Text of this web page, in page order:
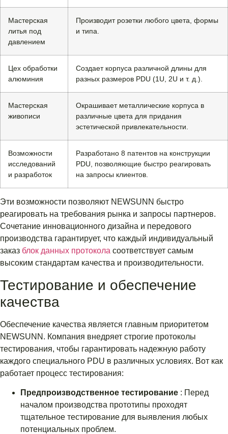
Мастерская
литья под
давлением
Производит розетки любого цвета, формы
и типа.
Цех обработки
алюминия
Создает корпуса различной длины для
разных размеров PDU (1U, 2U и т. д.).
Мастерская
живописи
Окрашивает металлические корпуса в
различные цвета для придания
эстетической привлекательности.
Возможности
исследований
и разработок
Разработано 8 патентов на конструкции
PDU, позволяющие быстро реагировать
на запросы клиентов.
Эти возможности позволяют NEWSUNN быстро
реагировать на требования рынка и запросы партнеров.
Сочетание инновационного дизайна и передового
производства гарантирует, что каждый индивидуальный
заказ блок данных протокола соответствует самым
высоким стандартам качества и производительности.
Тестирование и обеспечение
качества
Обеспечение качества является главным приоритетом
NEWSUNN. Компания внедряет строгие протоколы
тестирования, чтобы гарантировать надежную работу
каждого специального PDU в различных условиях. Вот как
работает процесс тестирования:
Предпроизводственное тестирование : Перед
началом производства прототипы проходят
тщательное тестирование для выявления любых
потенциальных проблем.